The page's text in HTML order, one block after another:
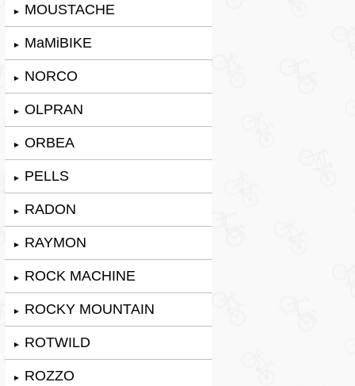
► MOUSTACHE
► MaMiBIKE
► NORCO
► OLPRAN
► ORBEA
► PELLS
► RADON
► RAYMON
► ROCK MACHINE
► ROCKY MOUNTAIN
► ROTWILD
► ROZZO